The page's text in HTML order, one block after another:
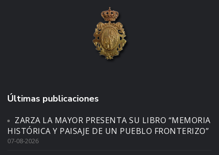
Últimas publicaciones
ZARZA LA MAYOR PRESENTA SU LIBRO “MEMORIA
HISTÓRICA Y PAISAJE DE UN PUEBLO FRONTERIZO”
07-08-2026